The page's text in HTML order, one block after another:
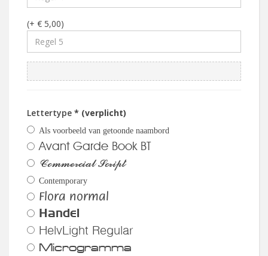
(+ € 5,00)
Lettertype * (verplicht)
Als voorbeeld van getoonde naambord
Avant Garde Book BT
Commercial Script
Contemporary
Flora normal
Handel
HelvLight Regular
Microgramma